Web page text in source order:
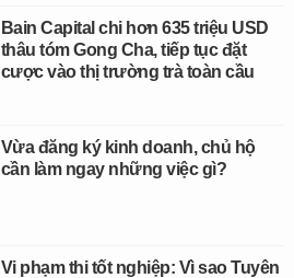
Bain Capital chi hơn 635 triệu USD
thâu tóm Gong Cha, tiếp tục đặt
cược vào thị trường trà toàn cầu
Vừa đăng ký kinh doanh, chủ hộ
cần làm ngay những việc gì?
Vi phạm thi tốt nghiệp: Vì sao Tuyên